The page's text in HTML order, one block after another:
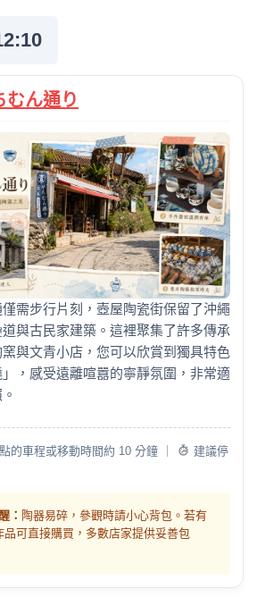
むん通り
需步行片刻，壺屋陶瓷街保留了沖繩
與古民家建築。這裡聚集了許多傳承
與文青小店，您可以欣賞到獨具特色
，感受遠離喧囂的寧靜氛圍，非常適
的車程或移動時間約 10 分鐘 ｜
建議停
： 陶器易碎，參觀時請小心背包。若有
品可直接購買，多數店家提供妥善包